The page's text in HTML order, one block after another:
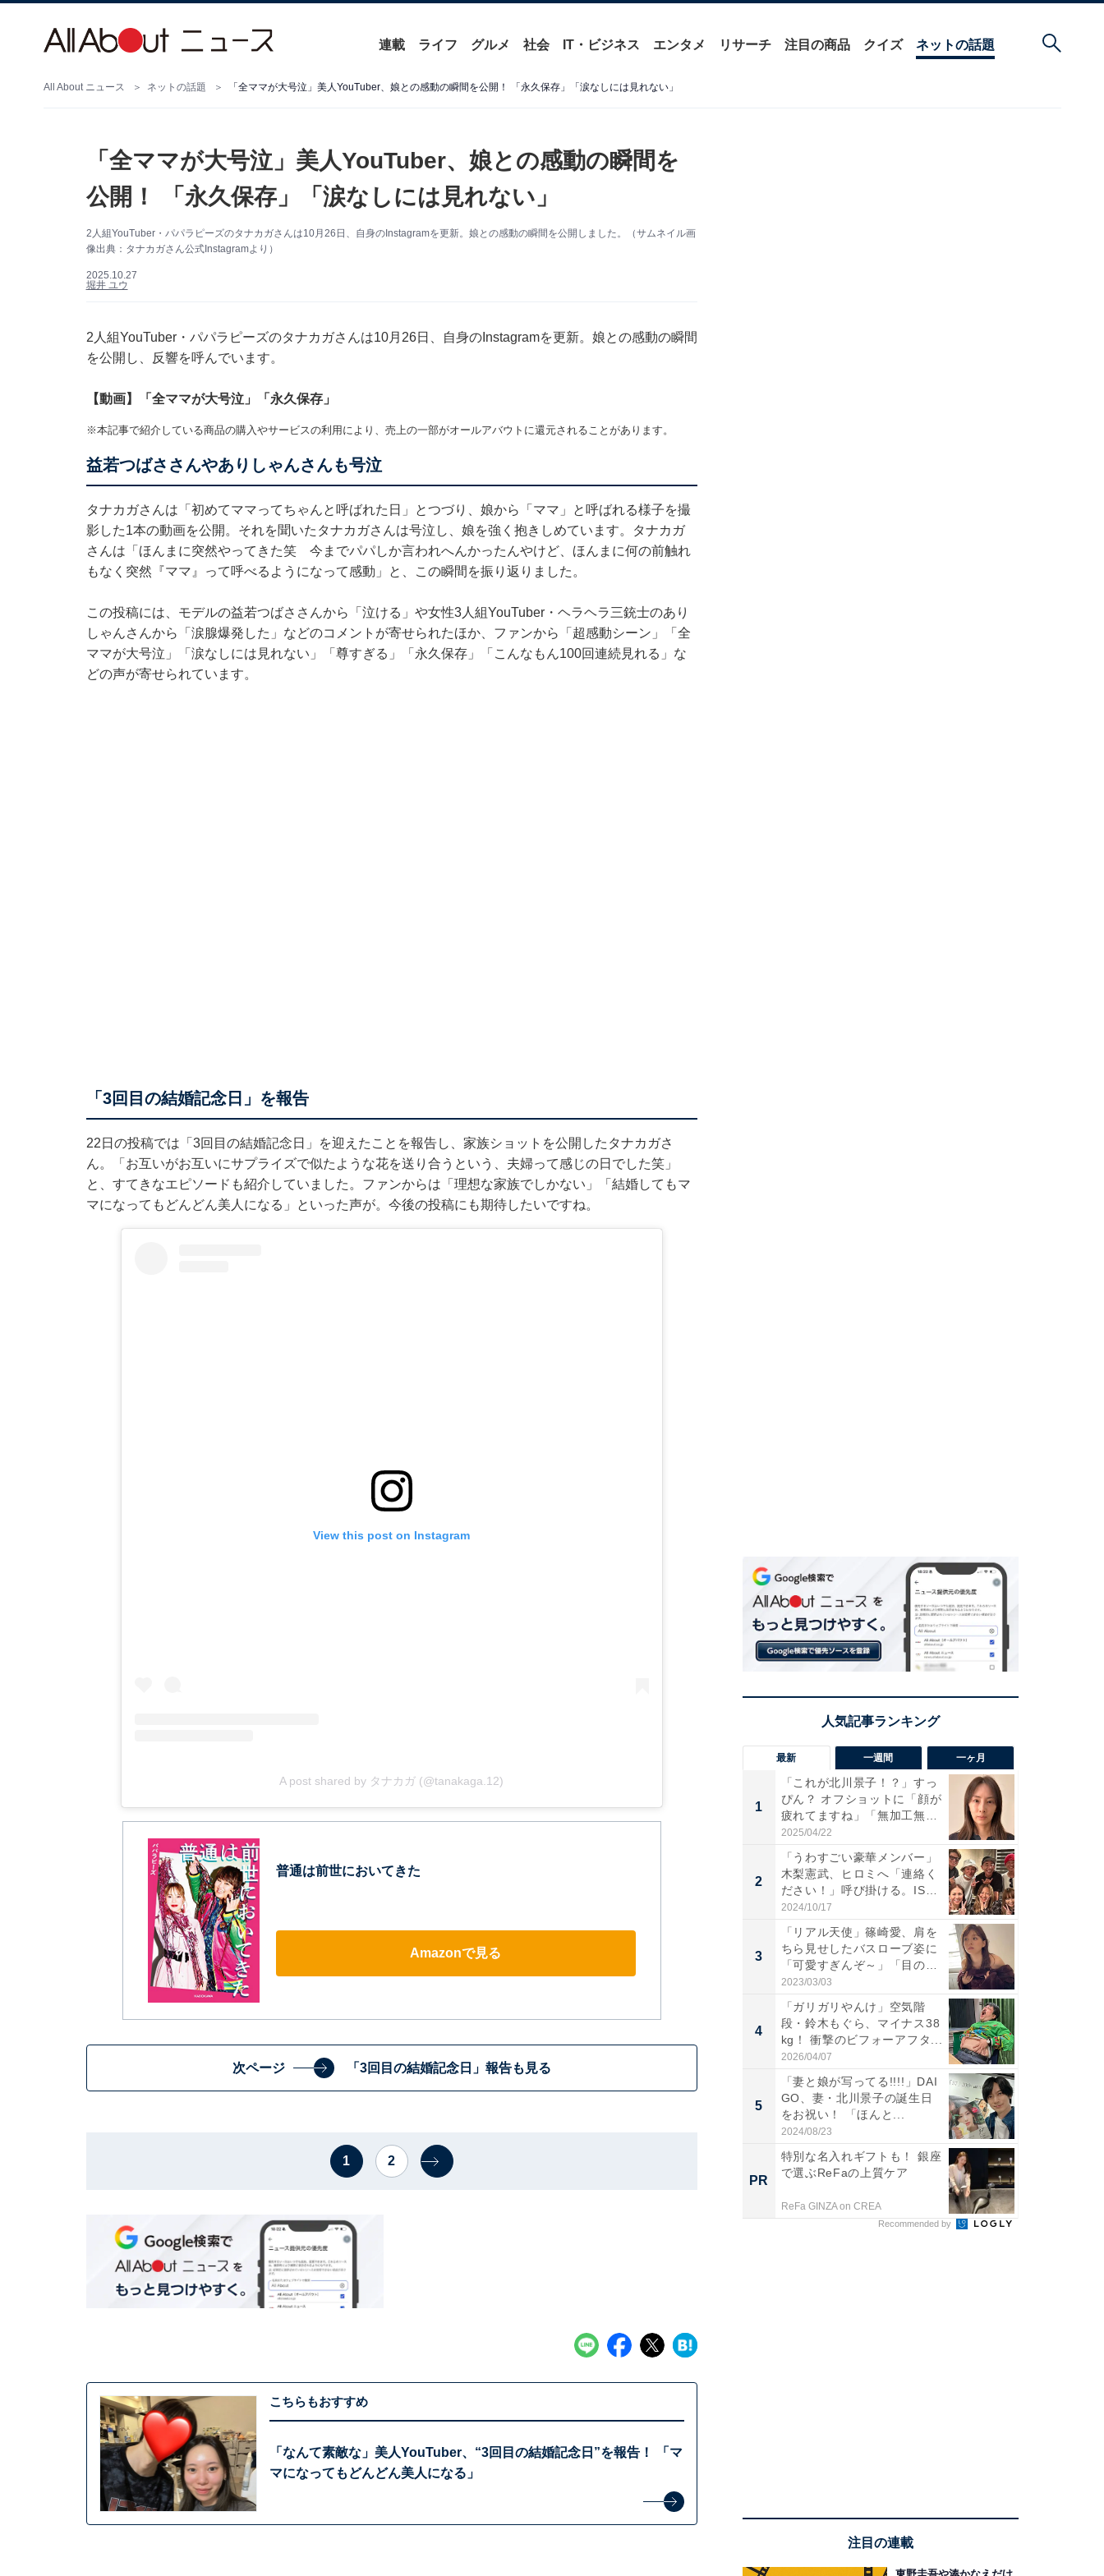
連載 ライフ グルメ 社会 IT・ビジネス エンタメ リサーチ 注目の商品 クイズ ネットの話題
All About ニュース ネットの話題 「全ママが大号泣」美人YouTuber、娘との感動の瞬間を公開！ 「永久保存」「涙なしには見れない」
「全ママが大号泣」美人YouTuber、娘との感動の瞬間を
公開！ 「永久保存」「涙なしには見れない」
2人組YouTuber・パパラピーズのタナカガさんは10月26日、自身のInstagramを更新。娘との感動の瞬間を公開しました。（サムネイル画
像出典：タナカガさん公式Instagramより）
2025.10.27
堀井 ユウ
2人組YouTuber・パパラピーズのタナカガさんは10月26日、自身のInstagramを更新。娘との感動の瞬間
を公開し、反響を呼んでいます。
【動画】「全ママが大号泣」「永久保存」
※本記事で紹介している商品の購入やサービスの利用により、売上の一部がオールアバウトに還元されることがあります。
益若つばささんやありしゃんさんも号泣
タナカガさんは「初めてママってちゃんと呼ばれた日」とつづり、娘から「ママ」と呼ばれる様子を撮
影した1本の動画を公開。それを聞いたタナカガさんは号泣し、娘を強く抱きしめています。タナカガ
さんは「ほんまに突然やってきた笑 今までパパしか言われへんかったんやけど、ほんまに何の前触れ
もなく突然『ママ』って呼べるようになって感動」と、この瞬間を振り返りました。
この投稿には、モデルの益若つばささんから「泣ける」や女性3人組YouTuber・ヘラヘラ三銃士のあり
しゃんさんから「涙腺爆発した」などのコメントが寄せられたほか、ファンから「超感動シーン」「全
ママが大号泣」「涙なしには見れない」「尊すぎる」「永久保存」「こんなもん100回連続見れる」な
どの声が寄せられています。
「3回目の結婚記念日」を報告
22日の投稿では「3回目の結婚記念日」を迎えたことを報告し、家族ショットを公開したタナカガさ
ん。「お互いがお互いにサプライズで似たような花を送り合うという、夫婦って感じの日でした笑」
と、すてきなエピソードも紹介していました。ファンからは「理想な家族でしかない」「結婚してもマ
マになってもどんどん美人になる」といった声が。今後の投稿にも期待したいですね。
View this post on Instagram
A post shared by タナカガ (@tanakaga.12)
普通は前世においてきた
Amazonで見る
次ページ 「3回目の結婚記念日」報告も見る
1 2
こちらもおすすめ
「なんて素敵な」美人YouTuber、“3回目の結婚記念日”を報告！ 「マ
マになってもどんどん美人になる」
最新 一週間 一ヶ月
1
「これが北川景子！？」すっ
ぴん？ オフショットに「顔が
疲れてますね」「無加工無
表...
2025/04/22
2
「うわすごい豪華メンバー」
木梨憲武、ヒロミへ「連絡く
ださい！」呼び掛ける。IS
S...
2024/10/17
3
「リアル天使」篠崎愛、肩を
ちら見せしたバスローブ姿に
「可愛すぎんぞ～」「目の表
情...
2023/03/03
4
「ガリガリやんけ」空気階
段・鈴木もぐら、マイナス38
kg！ 衝撃のビフォーアフタ...
2026/04/07
5
「妻と娘が写ってる!!!!」DAI
GO、妻・北川景子の誕生日
をお祝い！ 「ほんと...
2024/08/23
PR
特別な名入れギフトも！ 銀座
で選ぶReFaの上質ケア
ReFa GINZA on CREA
Recommended by
注目の連載